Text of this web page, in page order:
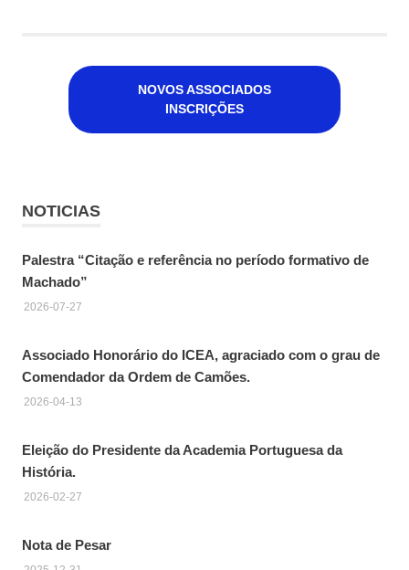
NOVOS ASSOCIADOS
INSCRIÇÕES
NOTICIAS
Palestra “Citação e referência no período formativo de
Machado”
2026-07-27
Associado Honorário do ICEA, agraciado com o grau de
Comendador da Ordem de Camões.
2026-04-13
Eleição do Presidente da Academia Portuguesa da
História.
2026-02-27
Nota de Pesar